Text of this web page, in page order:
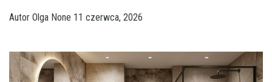
Autor Olga None 11 czerwca, 2026